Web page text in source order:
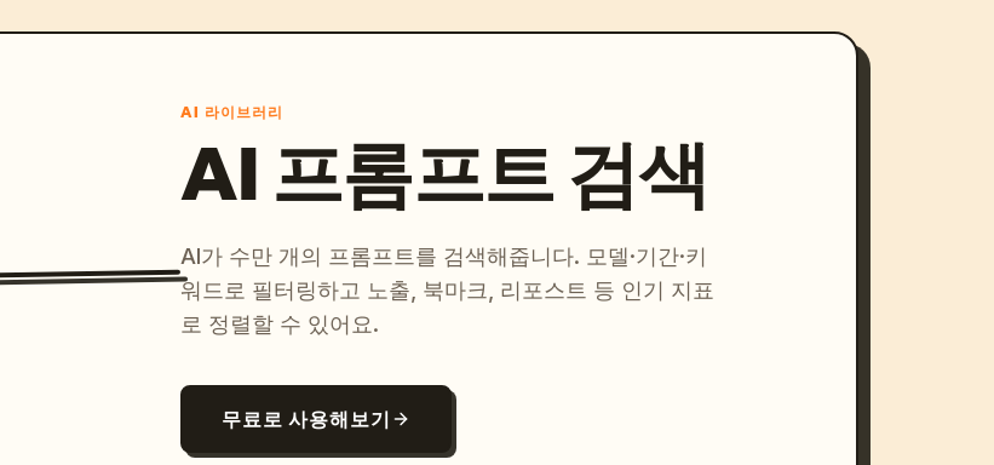
AI 라이브러리
AI 프롬프트 검색
AI가 수만 개의 프롬프트를 검색해줍니다. 모델·기간·키
워드로 필터링하고 노출, 북마크, 리포스트 등 인기 지표
로 정렬할 수 있어요.
무료로 사용해보기